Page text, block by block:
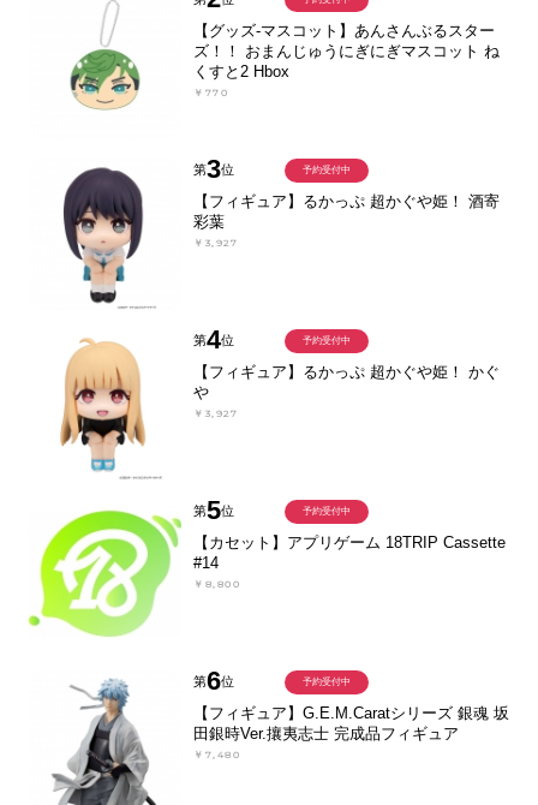
【グッズ-マスコット】あんさんぶるスター
ズ！！ おまんじゅうにぎにぎマスコット ね
くすと2 Hbox
￥770
第3位
【フィギュア】るかっぷ 超かぐや姫！ 酒寄
彩葉
￥3,927
予約受付中
第4位
【フィギュア】るかっぷ 超かぐや姫！ かぐ
や
￥3,927
予約受付中
第5位
【カセット】アプリゲーム 18TRIP Cassette
#14
￥8,800
予約受付中
第6位
【フィギュア】G.E.M.Caratシリーズ 銀魂 坂
田銀時Ver.攘夷志士 完成品フィギュア
￥7,480
予約受付中